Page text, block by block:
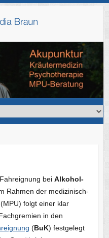
bei Alkohol-
Rahmen der medizinisch-
folgt einer klar
in den
(BuK) festgelegt